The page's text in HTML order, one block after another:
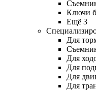
Ключи
Ещё 3
Для
Для
Для
Для
Для